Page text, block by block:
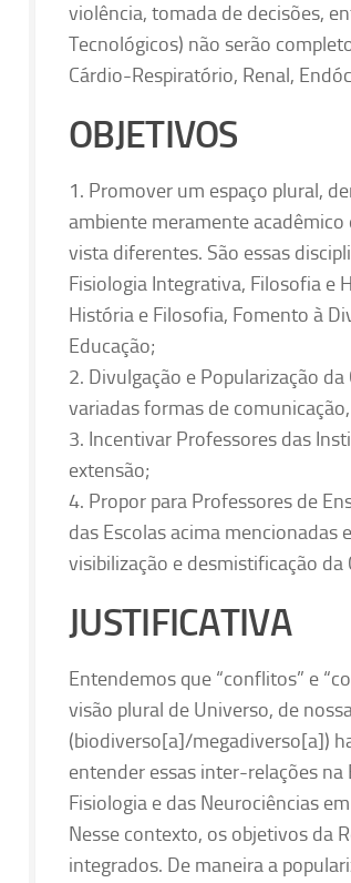
violência, tomada de decisões,
Tecnológicos) não serão
Cárdio-Respiratório, Renal,
OBJETIVOS
1. Promover um espaço plural,
ambiente meramente
vista diferentes. São essas
Fisiologia Integrativa, Filosofia e
História e Filosofia, Fomento à
Educação;
2. Divulgação e Popularização
variadas formas de
3. Incentivar Professores das
extensão;
4. Propor para Professores de
das Escolas acima
visibilização e desmistificação da
JUSTIFICATIVA
Entendemos que “conflitos” e
visão plural de Universo, de
(biodiverso[a]/megadiverso[a])
entender essas inter-relações
Fisiologia e das Neurociências
Nesse contexto, os objetivos da
integrados. De maneira a